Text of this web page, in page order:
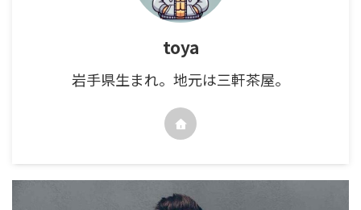
toya
岩手県生まれ。地元は三軒茶屋。